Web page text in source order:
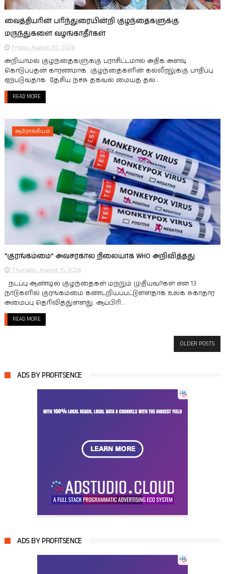
வைத்தியரின் பரிந்துரையின்றி குழந்தைகளுக்கு
மருந்துகளை வழங்காதீர்கள்
Friday, August 30, 2024
அறியாமல் குழந்தைகளுக்கு பராசிட்டமால் அதிக அளவு
கொடுப்பதன் காரணமாக குழந்தைகளின் கல்லீரலுக்கு பாதிப்பு
ஏற்படுவதாக தேசிய நச்சு தகவல் மையத் தல...
READ MORE
ஆரோக்கியம்
"குரங்கம்மை" அவசரகால நிலையாக WHO அறிவித்தது
Thursday, August 15, 2024
நடப்பு ஆண்டில் குழந்தைகள் மற்றும் முதியவர்கள் என 13
நாடுகளில் குரங்கம்மை கண்டறியப்பட்டுள்ளதாக உலக சுகாதார
அமைப்பு தெரிவித்துள்ளது. ஆப்பிரி...
READ MORE
OLDER POSTS
ADS BY PROFITSENCE
ADS BY PROFITSENCE